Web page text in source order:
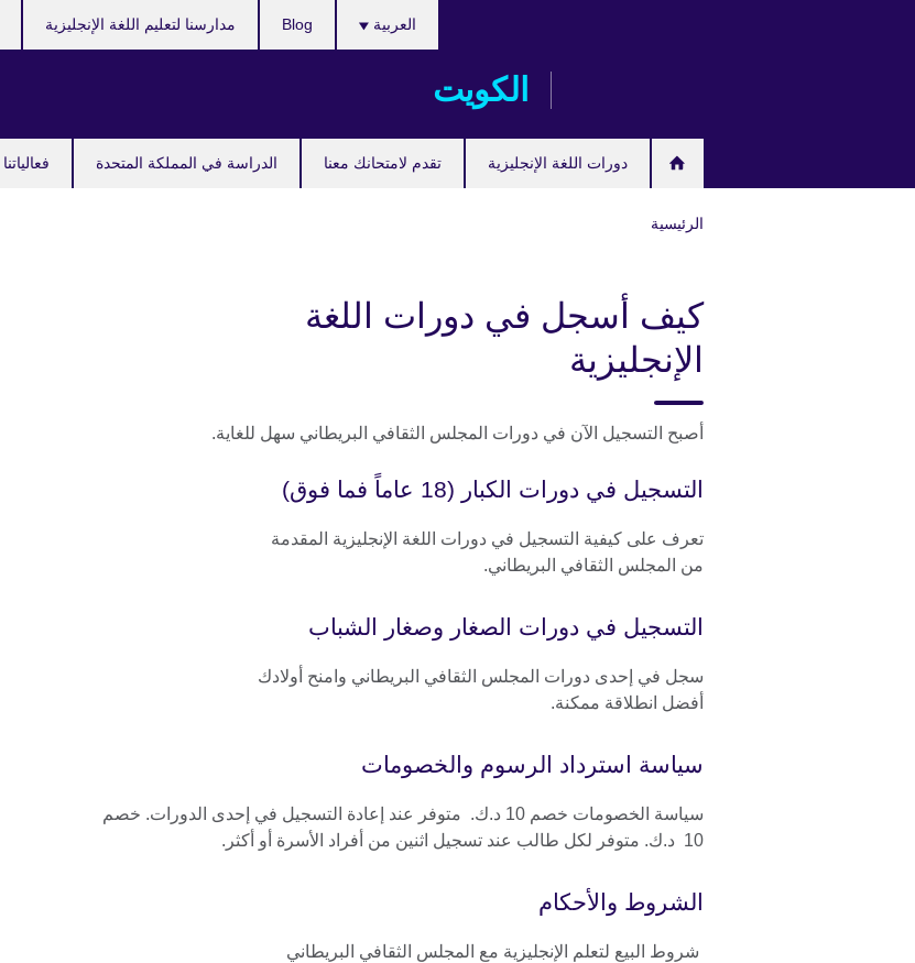
الكويت
دورات اللغة الإنجليزية تقدم لامتحانك معنا الدراسة في المملكة المتحدة فعالياتنا
العربية Blog مدارسنا لتعليم اللغة الإنجليزية
الرئيسية
كيف أسجل في دورات اللغة
الإنجليزية
أصبح التسجيل الآن في دورات المجلس الثقافي البريطاني سهل للغاية.
التسجيل في دورات الكبار (18 عاماً فما فوق)
تعرف على كيفية التسجيل في دورات اللغة الإنجليزية المقدمة
من المجلس الثقافي البريطاني.
التسجيل في دورات الصغار وصغار الشباب
سجل في إحدى دورات المجلس الثقافي البريطاني وامنح أولادك
أفضل انطلاقة ممكنة.
سياسة استرداد الرسوم والخصومات
سياسة الخصومات خصم 10 د.ك. متوفر عند إعادة التسجيل في إحدى الدورات. خصم
10 د.ك. متوفر لكل طالب عند تسجيل اثنين من أفراد الأسرة أو أكثر.
الشروط والأحكام
شروط البيع لتعلم الإنجليزية مع المجلس الثقافي البريطاني